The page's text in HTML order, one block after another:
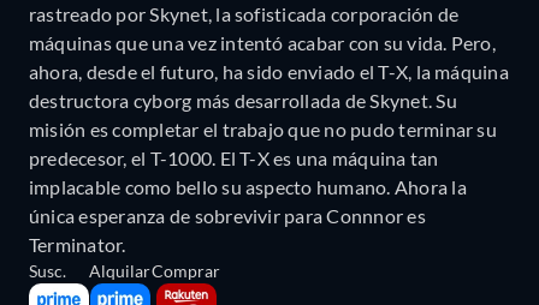
rastreado por Skynet, la sofisticada corporación de
máquinas que una vez intentó acabar con su vida. Pero,
ahora, desde el futuro, ha sido enviado el T-X, la máquina
destructora cyborg más desarrollada de Skynet. Su
misión es completar el trabajo que no pudo terminar su
predecesor, el T-1000. El T-X es una máquina tan
implacable como bello su aspecto humano. Ahora la
única esperanza de sobrevivir para Connnor es
Terminator.
Susc. AlquilarComprar